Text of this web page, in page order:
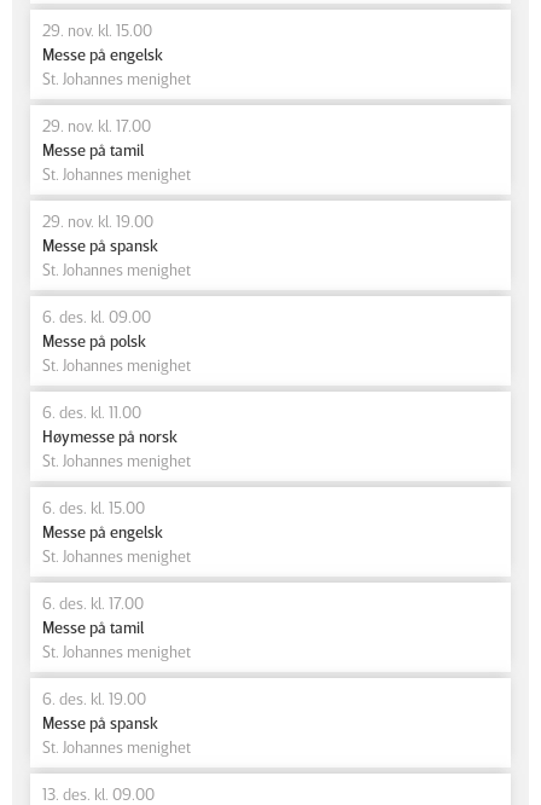
29. nov. kl. 15.00
Messe på engelsk
St. Johannes menighet
29. nov. kl. 17.00
Messe på tamil
St. Johannes menighet
29. nov. kl. 19.00
Messe på spansk
St. Johannes menighet
6. des. kl. 09.00
Messe på polsk
St. Johannes menighet
6. des. kl. 11.00
Høymesse på norsk
St. Johannes menighet
6. des. kl. 15.00
Messe på engelsk
St. Johannes menighet
6. des. kl. 17.00
Messe på tamil
St. Johannes menighet
6. des. kl. 19.00
Messe på spansk
St. Johannes menighet
13. des. kl. 09.00